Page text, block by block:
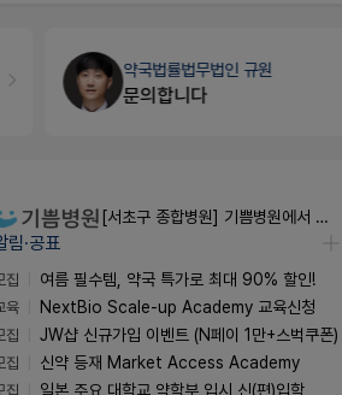
약국법률법무법인 규원
문의합니다
[서초구 종합병원] 기쁨병원에서 약사 초빙합니다.
림·공표
집
여름 필수템, 약국 특가로 최대 90% 할인!
육
NextBio Scale-up Academy 교육신청
집
JW샵 신규가입 이벤트 (N페이 1만+스벅쿠폰)
집
신약 등재 Market Access Academy
집
일본 주요 대학교 약학부 입시 신(편)입학